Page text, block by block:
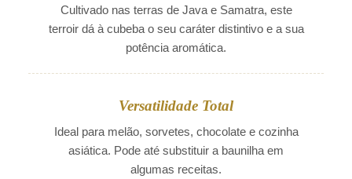
Cultivado nas terras de Java e Samatra, este
terroir dá à cubeba o seu caráter distintivo e a sua
potência aromática.
Versatilidade Total
Ideal para melão, sorvetes, chocolate e cozinha
asiática. Pode até substituir a baunilha em
algumas receitas.